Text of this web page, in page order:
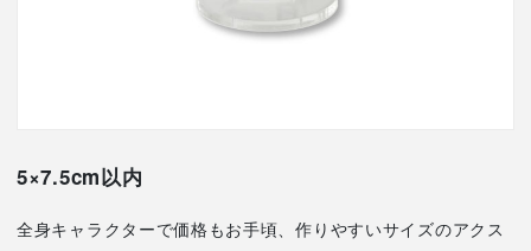
5×7.5cm以内
全身キャラクターで価格もお手頃、作りやすいサイズのアクス